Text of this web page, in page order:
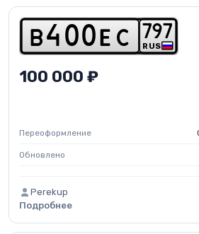
b 4 0 0 e c RUS
79 7
100 000 ₽
Переоформление
Обновлено
Perekup
Подробнее